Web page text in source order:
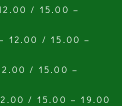
/ 15.00 –
12.00 / 15.00 –
/ 15.00 –
/ 15.00 – 19.00